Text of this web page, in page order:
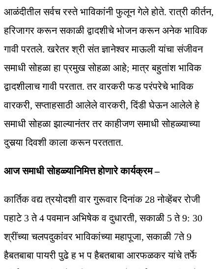
आळंदीतील सर्वच रस्ते भाविकांनी फुलून गेले होते. रात्री कीर्तन,
हरिजागर करून सकाळी द्वादशीचे भोजन करून अनेक भाविक
गावी परतले. खरेतर श्री संत ज्ञानेश्वर माऊली यांचा संजीवन
समाधी सोहळा हा प्रमुख सोहळा आहे; मात्र बहुतांश भाविक
द्वादशीलाच गावी परतात. तर वारकरी फड परंपरेचे भाविक
वारकरी, सप्ताहसाठी आलेले वारकरी, दिंडी घेऊन आलेले हे
समाधी सोहळा झाल्यानंतर तर काहीजण समाधी सोहळ्याच्या
दुसर्‍या दिवशी काला करून परततात.
आज समाधी सोहळ्यानिमित्त होणारे कार्यक्रम –
कार्तिक वद्य त्रयोदशी वार गुरूवार दिनांक 28 नोव्हेंबर रोजी
पहाटे 3 ते 4 पवमान अभिषेक व दुधारती, सकाळी 5 ते 9: 30
श्रींच्या चलपदुकांवर भाविकांच्या महापूजा, सकाळी 7ते 9
हैबतबाबा पायरी पुढे ह भ प हैबतबाबा आरफळकर यांचे तर्फे